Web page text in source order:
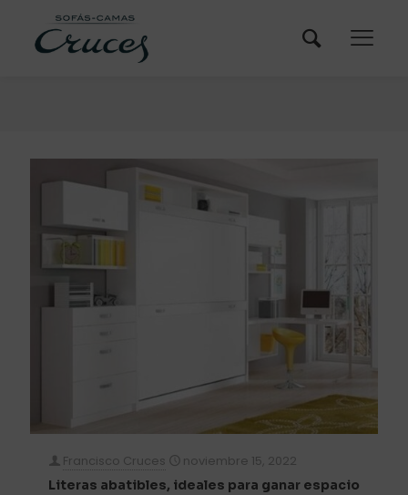
Francisco Cruces noviembre 15, 2022
Literas abatibles, ideales para ganar espacio